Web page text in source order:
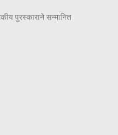
पुरस्काराने सन्मानित